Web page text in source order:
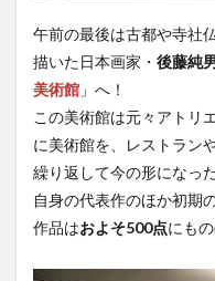
午前の最後は古都や寺社
描いた日本画家・ 後藤純
美術館 」へ！
この美術館は元々アトリ
に美術館を、レストラン
繰り返して今の形になっ
自身の代表作のほか初期
作品はおよそ500点にもの